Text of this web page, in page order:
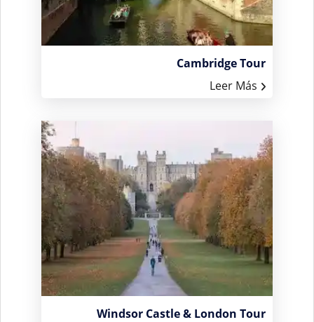
Cambridge Tour
Leer Más
Windsor Castle & London Tour